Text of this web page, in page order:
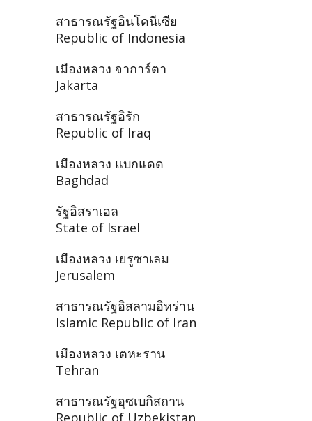
สาธารณรัฐอินโดนีเซีย
Republic of Indonesia
เมืองหลวง จาการ์ตา
Jakarta
สาธารณรัฐอิรัก
Republic of Iraq
เมืองหลวง แบกแดด
Baghdad
รัฐอิสราเอล
State of Israel
เมืองหลวง เยรูซาเลม
Jerusalem
สาธารณรัฐอิสลามอิหร่าน
Islamic Republic of Iran
เมืองหลวง เตหะราน
Tehran
สาธารณรัฐอุซเบกิสถาน